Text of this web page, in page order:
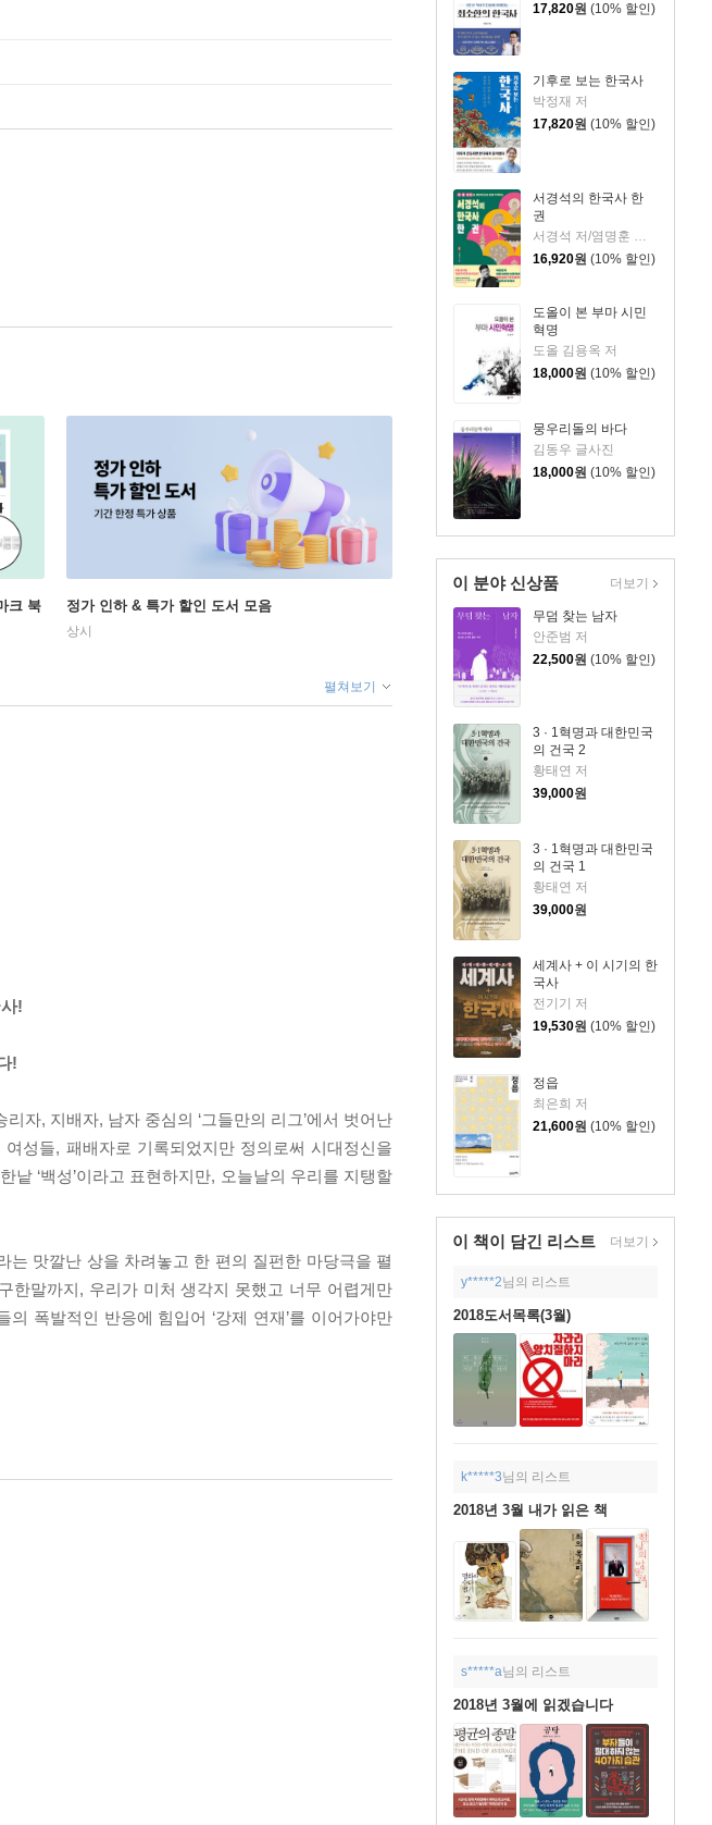
17,820원 (10% 할인)
기후로 보는 한국사
박정재 저
17,820원 (10% 할인)
서경석의 한국사 한
권
16,920원 (10% 할인)
도올이 본 부마 시민
혁명
도올 김용옥 저
18,000원 (10% 할인)
뭉우리돌의 바다
김동우 글사진
18,000원 (10% 할인)
이 분야 신상품
무덤 찾는 남자
안준범 저
22,500원 (10% 할인)
3 · 1혁명과 대한민국
의 건국 2
황태연 저
39,000원
3 · 1혁명과 대한민국
의 건국 1
황태연 저
39,000원
세계사 + 이 시기의 한
국사
전기기 저
19,530원 (10% 할인)
정읍
최은희 저
21,600원 (10% 할인)
더보기
이 책이 담긴 리스트 더보기
y*****2님의 리스트
2018도서목록(3월)
k*****3님의 리스트
2018년 3월 내가 읽은 책
s*****a님의 리스트
2018년 3월에 읽겠습니다
크 북
정가 인하 & 특가 할인 도서 모음
상시
펼쳐보기
!
!
자, 지배자, 남자 중심의 ‘그들만의 리그’에서 벗어난
성들, 패배자로 기록되었지만 정의로써 시대정신을
‘백성’이라고 표현하지만, 오늘날의 우리를 지탱할
는 맛깔난 상을 차려놓고 한 편의 질펀한 마당극을 펼
한말까지, 우리가 미처 생각지 못했고 너무 어렵게만
의 폭발적인 반응에 힘입어 ‘강제 연재’를 이어가야만